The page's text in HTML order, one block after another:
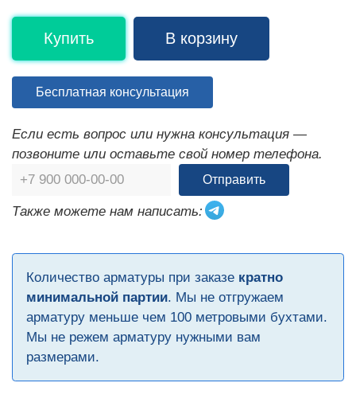
Купить В корзину
Бесплатная консультация
Если есть вопрос или нужна консультация —
позвоните или оставьте свой номер телефона.
Отправить
Также можете нам написать:
Количество арматуры при заказе кратно
минимальной партии. Мы не отгружаем
арматуру меньше чем 100 метровыми бухтами.
Мы не режем арматуру нужными вам
размерами.